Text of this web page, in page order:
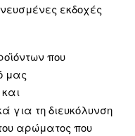
εκδοχές
που
μας
και
για τη διευκόλυνση
αρώματος που